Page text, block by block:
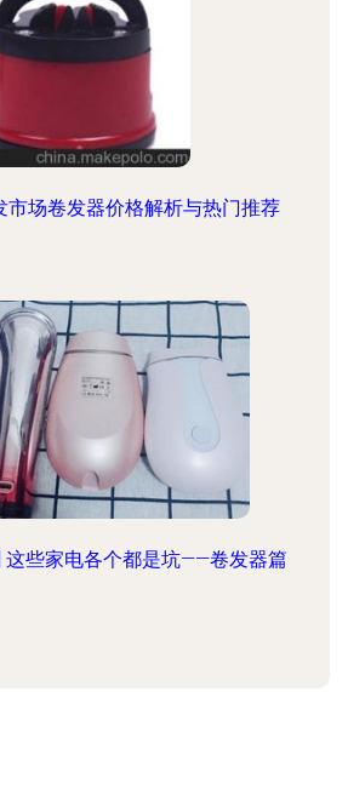
市场卷发器价格解析与热门推荐
这些家电各个都是坑——卷发器篇